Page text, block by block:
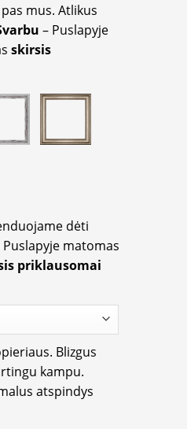
mus. Atlikus
– Puslapyje
skirsis
dėti
Puslapyje matomas
priklausomai
Blizgus
kampu.
atspindys